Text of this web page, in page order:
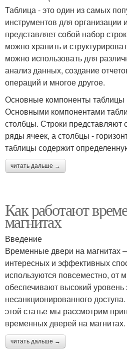
Таблица - это один из самых
инструментов для
представляет собой набор
можно хранить и
можно использовать для
анализ данных, создание
операций и многое другое.
Основные компоненты таблицы
Основными компонентами
столбцы. Строки представляют
ряды ячеек, а столбцы -
таблицы содержит
читать дальше →
Как работают
магнитах
Введение
Временные двери на магнитах
интересных и эффективных
используются повсеместно, от
обеспечивают высокий
несанкционированного
этой статье мы рассмотрим
временных дверей на магнитах.
читать дальше →